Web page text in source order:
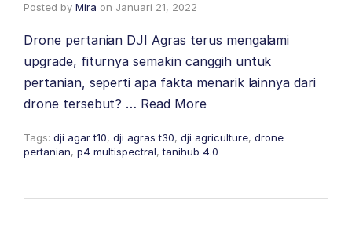
Posted by Mira on Januari 21, 2022
Drone pertanian DJI Agras terus mengalami
upgrade, fiturnya semakin canggih untuk
pertanian, seperti apa fakta menarik lainnya dari
drone tersebut? … Read More
Tags: dji agar t10, dji agras t30, dji agriculture, drone
pertanian, p4 multispectral,tanihub 4.0